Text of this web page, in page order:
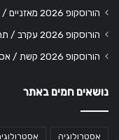
הורוסקופ 2026 מאזניים / תחזית אסטרולוגיה שנתית מזל מאזניים
הורוסקופ 2026 עקרב / תחזית אסטרולוגיה שנתית מזל עקרב
הורוסקופ 2026 קשת / אסטרולוגיה שנתית למזל קשת
נושאים חמים באתר
אסטרולוגיה